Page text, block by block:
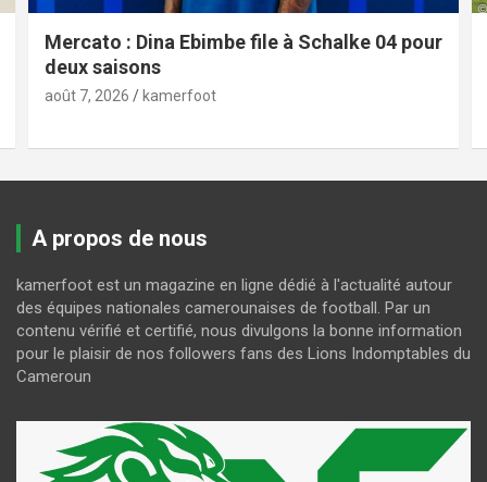
Mercato : Dina Ebimbe file à Schalke 04 pour
deux saisons
août 7, 2026 kamerfoot
A propos de nous
kamerfoot est un magazine en ligne dédié à l'actualité autour
des équipes nationales camerounaises de football. Par un
contenu vérifié et certifié, nous divulgons la bonne information
pour le plaisir de nos followers fans des Lions Indomptables du
Cameroun